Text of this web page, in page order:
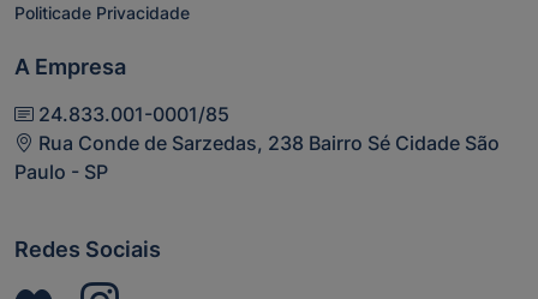
Politicade Privacidade
A Empresa
24.833.001-0001/85
Rua Conde de Sarzedas, 238 Bairro Sé Cidade São
Paulo - SP
Redes Sociais